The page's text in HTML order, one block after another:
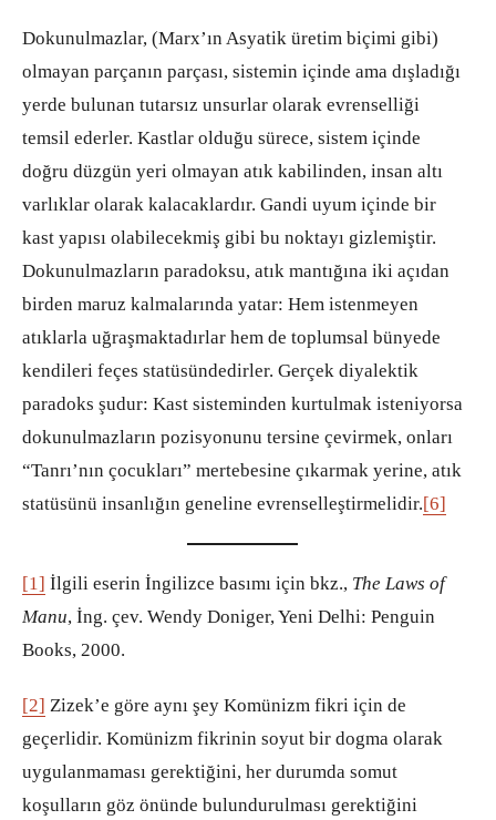
Dokunulmazlar, (Marx’ın Asyatik üretim biçimi gibi)
olmayan parçanın parçası, sistemin içinde ama dışladığı
yerde bulunan tutarsız unsurlar olarak evrenselliği
temsil ederler. Kastlar olduğu sürece, sistem içinde
doğru düzgün yeri olmayan atık kabilinden, insan altı
varlıklar olarak kalacaklardır. Gandi uyum içinde bir
kast yapısı olabilecekmiş gibi bu noktayı gizlemiştir.
Dokunulmazların paradoksu, atık mantığına iki açıdan
birden maruz kalmalarında yatar: Hem istenmeyen
atıklarla uğraşmaktadırlar hem de toplumsal bünyede
kendileri feçes statüsündedirler. Gerçek diyalektik
paradoks şudur: Kast sisteminden kurtulmak isteniyorsa
dokunulmazların pozisyonunu tersine çevirmek, onları
“Tanrı’nın çocukları” mertebesine çıkarmak yerine, atık
statüsünü insanlığın geneline evrenselleştirmelidir.[6]
[1] İlgili eserin İngilizce basımı için bkz., The Laws of
Manu, İng. çev. Wendy Doniger, Yeni Delhi: Penguin
Books, 2000.
[2] Zizek’e göre aynı şey Komünizm fikri için de
geçerlidir. Komünizm fikrinin soyut bir dogma olarak
uygulanmaması gerektiğini, her durumda somut
koşulların göz önünde bulundurulması gerektiğini